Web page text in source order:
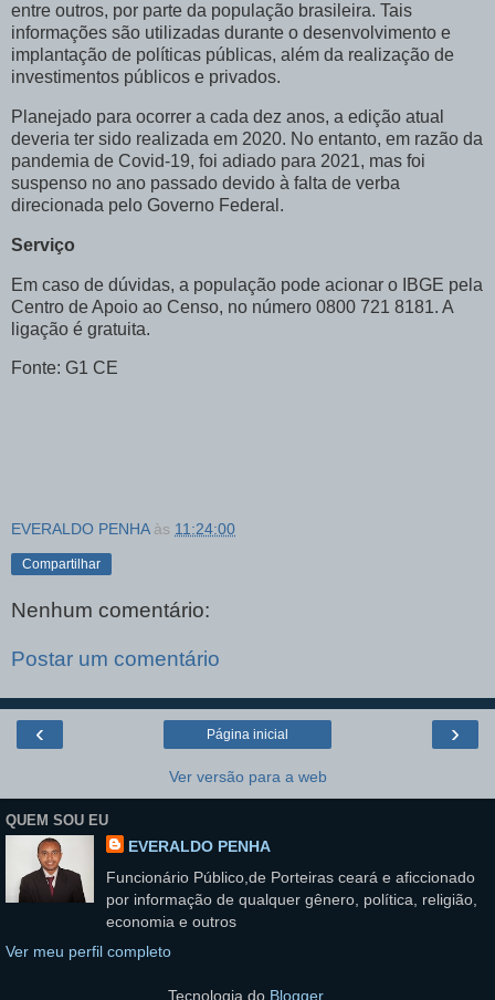
entre outros, por parte da população brasileira. Tais
informações são utilizadas durante o desenvolvimento e
implantação de políticas públicas, além da realização de
investimentos públicos e privados.
Planejado para ocorrer a cada dez anos, a edição atual
deveria ter sido realizada em 2020. No entanto, em razão da
pandemia de Covid-19, foi adiado para 2021, mas foi
suspenso no ano passado devido à falta de verba
direcionada pelo Governo Federal.
Serviço
Em caso de dúvidas, a população pode acionar o IBGE pela
Centro de Apoio ao Censo, no número 0800 721 8181. A
ligação é gratuita.
Fonte: G1 CE
EVERALDO PENHA às 11:24:00
Compartilhar
Nenhum comentário:
Postar um comentário
‹ ›
Página inicial
Ver versão para a web
QUEM SOU EU
EVERALDO PENHA
Funcionário Público,de Porteiras ceará e aficcionado
por informação de qualquer gênero, política, religião,
economia e outros
Ver meu perfil completo
Tecnologia do Blogger.